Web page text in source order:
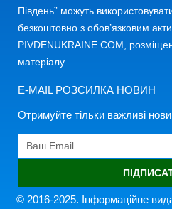
Південь” можуть
безкоштовно з обов’язковим
PIVDENUKRAINE.COM,
матеріалу.
E-MAIL РОЗСИЛКА НОВИН
Отримуйте тільки важливі
© 2016-2025. Інформаційне